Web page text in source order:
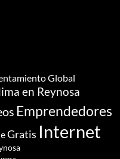
Global
en Reynosa
Emprendedores
Gratis Internet